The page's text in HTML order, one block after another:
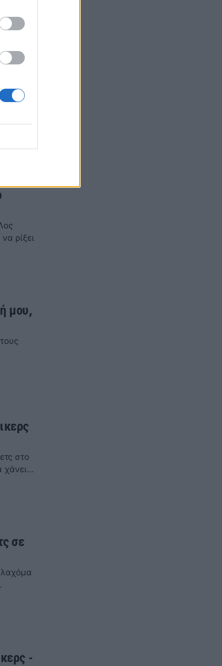
ρίξει
μου,
στο
χάνει…
σε
-